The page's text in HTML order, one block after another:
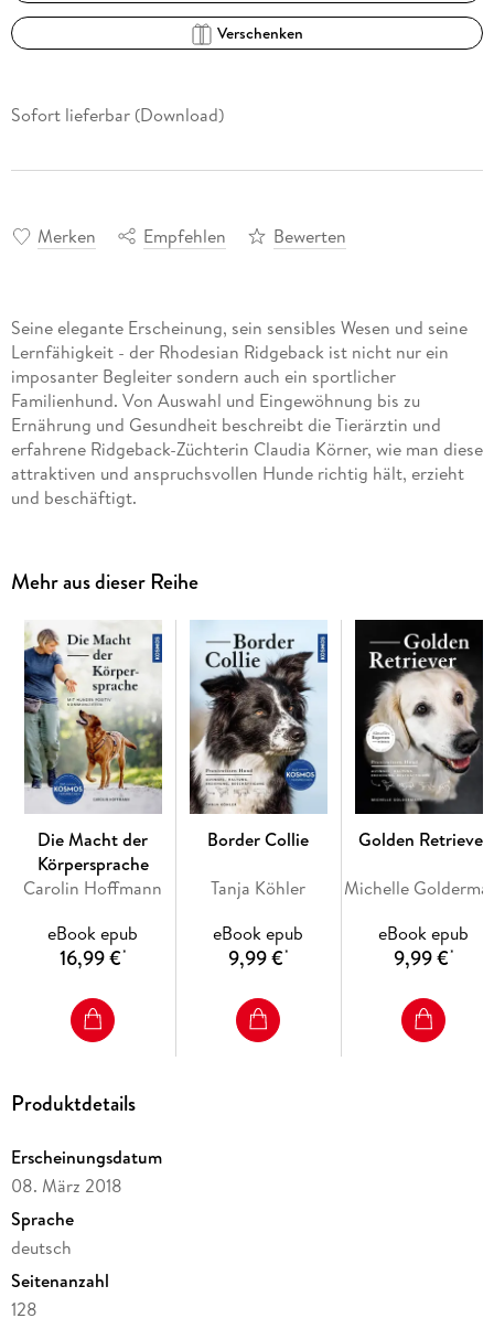
Verschenken
Sofort lieferbar (Download)
Merken Empfehlen Bewerten
Seine elegante Erscheinung, sein sensibles Wesen und seine
Lernfähigkeit - der Rhodesian Ridgeback ist nicht nur ein
imposanter Begleiter sondern auch ein sportlicher
Familienhund. Von Auswahl und Eingewöhnung bis zu
Ernährung und Gesundheit beschreibt die Tierärztin und
erfahrene Ridgeback-Züchterin Claudia Körner, wie man diese
attraktiven und anspruchsvollen Hunde richtig hält, erzieht
und beschäftigt.
Mehr aus dieser Reihe
Die Macht der
Körpersprache
Carolin Hoffmann
eBook epub
16,99 €*
Border Collie
Tanja Köhler
eBook epub
9,99 €*
Golden Retriever
eBook epub
9,99 €*
Produktdetails
Erscheinungsdatum
08. März 2018
Sprache
deutsch
Seitenanzahl
128